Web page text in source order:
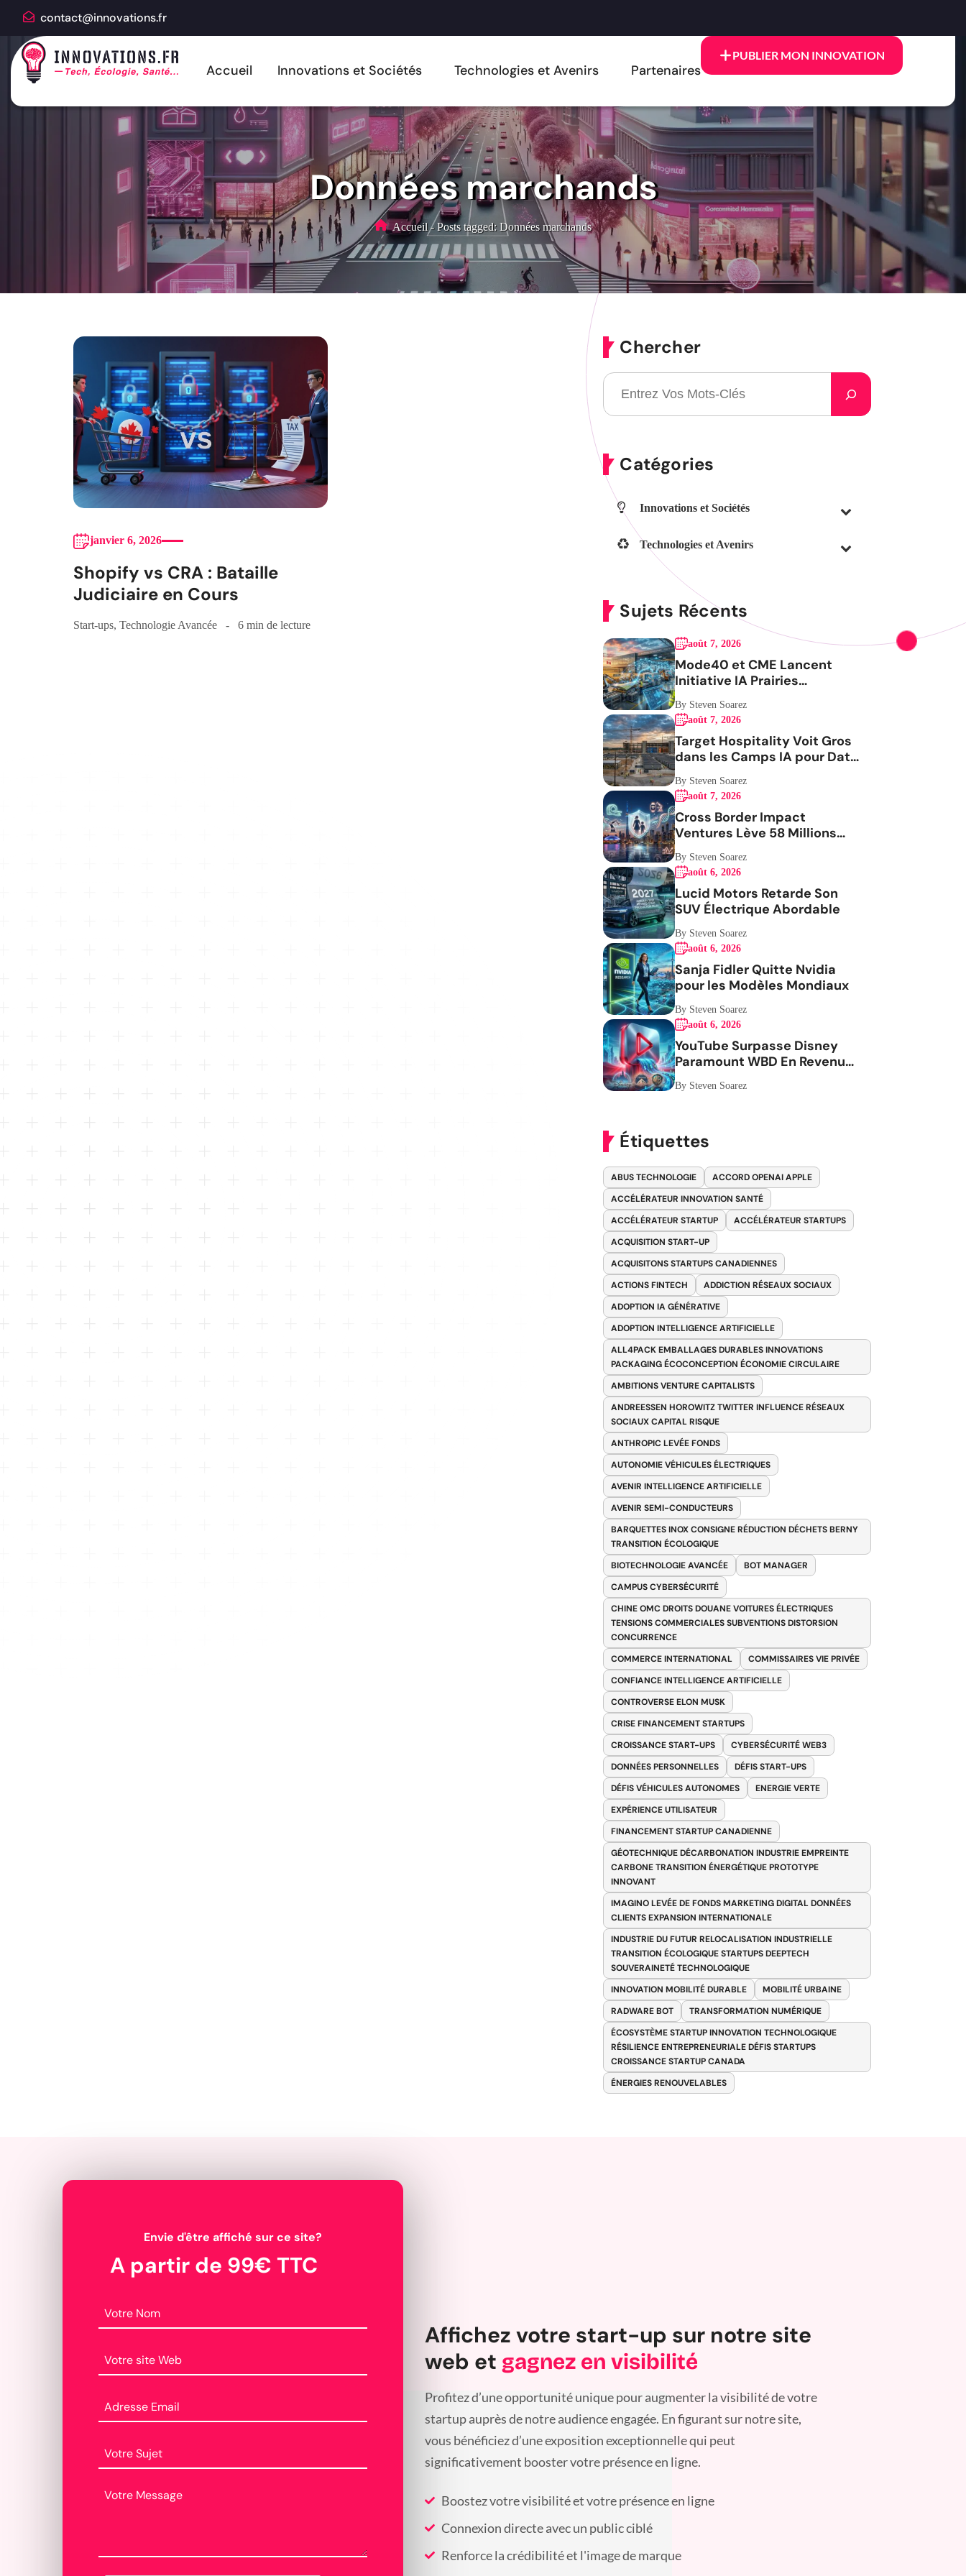
contact@innovations.fr
Accueil Innovations et Sociétés Technologies et Avenirs Partenaires
PUBLIER MON INNOVATION
Données marchands
Accueil - Posts tagged: Données marchands
janvier 6, 2026
Shopify vs CRA : Bataille
Judiciaire en Cours
Start-ups, Technologie Avancée 6 min de lecture
Chercher
Catégories
Innovations et Sociétés
Technologies et Avenirs
Sujets Récents
août 7, 2026
Mode40 et CME Lancent
Initiative IA Prairies
Aérospatiale
By Steven Soarez
août 7, 2026
Target Hospitality Voit Gros
dans les Camps IA pour Data
Centers
By Steven Soarez
août 7, 2026
Cross Border Impact
Ventures Lève 58 Millions
USD Pour Santé Femmes
By Steven Soarez
août 6, 2026
Lucid Motors Retarde Son
SUV Électrique Abordable
By Steven Soarez
août 6, 2026
Sanja Fidler Quitte Nvidia
pour les Modèles Mondiaux
By Steven Soarez
août 6, 2026
YouTube Surpasse Disney
Paramount WBD En Revenus
Publicitaires
By Steven Soarez
Étiquettes
ABUS TECHNOLOGIE
ACCORD OPENAI APPLE
ACCÉLÉRATEUR INNOVATION SANTÉ
ACCÉLÉRATEUR STARTUP
ACCÉLÉRATEUR STARTUPS
ACQUISITION START-UP
ACQUISITONS STARTUPS CANADIENNES
ACTIONS FINTECH
ADDICTION RÉSEAUX SOCIAUX
ADOPTION IA GÉNÉRATIVE
ADOPTION INTELLIGENCE ARTIFICIELLE
ALL4PACK EMBALLAGES DURABLES INNOVATIONS
PACKAGING ÉCOCONCEPTION ÉCONOMIE CIRCULAIRE
AMBITIONS VENTURE CAPITALISTS
ANDREESSEN HOROWITZ TWITTER INFLUENCE RÉSEAUX
SOCIAUX CAPITAL RISQUE
ANTHROPIC LEVÉE FONDS
AUTONOMIE VÉHICULES ÉLECTRIQUES
AVENIR INTELLIGENCE ARTIFICIELLE
AVENIR SEMI-CONDUCTEURS
BARQUETTES INOX CONSIGNE RÉDUCTION DÉCHETS BERNY
TRANSITION ÉCOLOGIQUE
BIOTECHNOLOGIE AVANCÉE
BOT MANAGER
CAMPUS CYBERSÉCURITÉ
CHINE OMC DROITS DOUANE VOITURES ÉLECTRIQUES
TENSIONS COMMERCIALES SUBVENTIONS DISTORSION
CONCURRENCE
COMMERCE INTERNATIONAL
COMMISSAIRES VIE PRIVÉE
CONFIANCE INTELLIGENCE ARTIFICIELLE
CONTROVERSE ELON MUSK
CRISE FINANCEMENT STARTUPS
CROISSANCE START-UPS
CYBERSÉCURITÉ WEB3
DONNÉES PERSONNELLES
DÉFIS START-UPS
DÉFIS VÉHICULES AUTONOMES
ENERGIE VERTE
EXPÉRIENCE UTILISATEUR
FINANCEMENT STARTUP CANADIENNE
GÉOTECHNIQUE DÉCARBONATION INDUSTRIE EMPREINTE
CARBONE TRANSITION ÉNERGÉTIQUE PROTOTYPE
INNOVANT
IMAGINO LEVÉE DE FONDS MARKETING DIGITAL DONNÉES
CLIENTS EXPANSION INTERNATIONALE
INDUSTRIE DU FUTUR RELOCALISATION INDUSTRIELLE
TRANSITION ÉCOLOGIQUE STARTUPS DEEPTECH
SOUVERAINETÉ TECHNOLOGIQUE
INNOVATION MOBILITÉ DURABLE
MOBILITÉ URBAINE
RADWARE BOT
TRANSFORMATION NUMÉRIQUE
ÉCOSYSTÈME STARTUP INNOVATION TECHNOLOGIQUE
RÉSILIENCE ENTREPRENEURIALE DÉFIS STARTUPS
CROISSANCE STARTUP CANADA
ÉNERGIES RENOUVELABLES
Envie d'être affiché sur ce site?
A partir de 99€ TTC
Affichez votre start-up sur notre site
web et gagnez en visibilité
Profitez d’une opportunité unique pour augmenter la visibilité de votre
startup auprès de notre audience engagée. En figurant sur notre site,
vous bénéficiez d’une exposition exceptionnelle qui peut
significativement booster votre présence en ligne.
Boostez votre visibilité et votre présence en ligne
Connexion directe avec un public ciblé
Renforce la crédibilité et l'image de marque